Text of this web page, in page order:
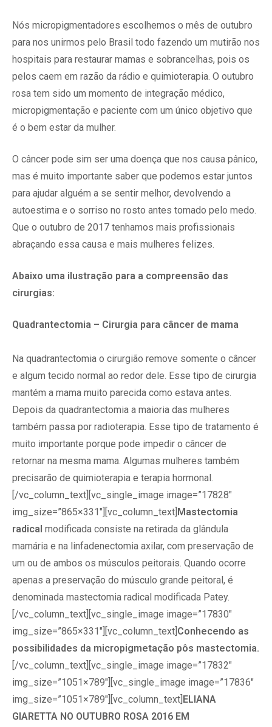
Nós micropigmentadores escolhemos o mês de outubro
para nos unirmos pelo Brasil todo fazendo um mutirão nos
hospitais para restaurar mamas e sobrancelhas, pois os
pelos caem em razão da rádio e quimioterapia. O outubro
rosa tem sido um momento de integração médico,
micropigmentação e paciente com um único objetivo que
é o bem estar da mulher.
O câncer pode sim ser uma doença que nos causa pânico,
mas é muito importante saber que podemos estar juntos
para ajudar alguém a se sentir melhor, devolvendo a
autoestima e o sorriso no rosto antes tomado pelo medo.
Que o outubro de 2017 tenhamos mais profissionais
abraçando essa causa e mais mulheres felizes.
Abaixo uma ilustração para a compreensão das
cirurgias:
Quadrantectomia – Cirurgia para câncer de mama
Na quadrantectomia o cirurgião remove somente o câncer
e algum tecido normal ao redor dele. Esse tipo de cirurgia
mantém a mama muito parecida como estava antes.
Depois da quadrantectomia a maioria das mulheres
também passa por radioterapia. Esse tipo de tratamento é
muito importante porque pode impedir o câncer de
retornar na mesma mama. Algumas mulheres também
precisarão de quimioterapia e terapia hormonal.
[/vc_column_text][vc_single_image image=”17828″
img_size=”865×331″][vc_column_text] Mastectomia
radical modificada consiste na retirada da glândula
mamária e na linfadenectomia axilar, com preservação de
um ou de ambos os músculos peitorais. Quando ocorre
apenas a preservação do músculo grande peitoral, é
denominada mastectomia radical modificada Patey.
[/vc_column_text][vc_single_image image=”17830″
img_size=”865×331″][vc_column_text] Conhecendo as
possibilidades da micropigmetação pôs mastectomia.
[/vc_column_text][vc_single_image image=”17832″
img_size=”1051×789″][vc_single_image image=”17836″
img_size=”1051×789″][vc_column_text] ELIANA
GIARETTA NO OUTUBRO ROSA 2016 EM